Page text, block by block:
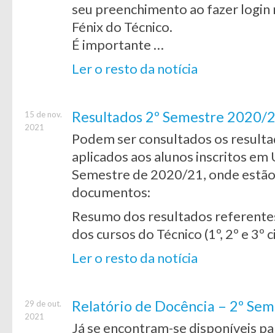
seu preenchimento ao fazer login
Fénix do Técnico.
É importante …
Ler o resto da notícia
15 de nov.
2021
Resultados 2º Semestre 2020/
Podem ser consultados os
aplicados aos alunos inscritos
Semestre de 2020/21, onde
documentos:
Resumo dos resultados
dos cursos do Técnico (1º, 2º e 3º
Ler o resto da notícia
29 de out.
2021
Relatório de Docência – 2º
Já se encontram-se disponíveis